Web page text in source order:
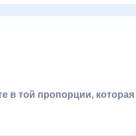
в той пропорции,